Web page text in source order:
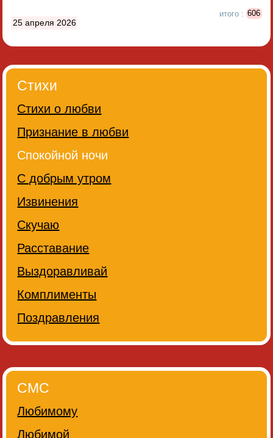
итого : 606
25 апреля 2026
Стихи
Стихи о любви
Признание в любви
Спокойной ночи
С добрым утром
Извинения
Скучаю
Расставание
Выздоравливай
Комплименты
Поздравления
СМС
Любимому
Любимой